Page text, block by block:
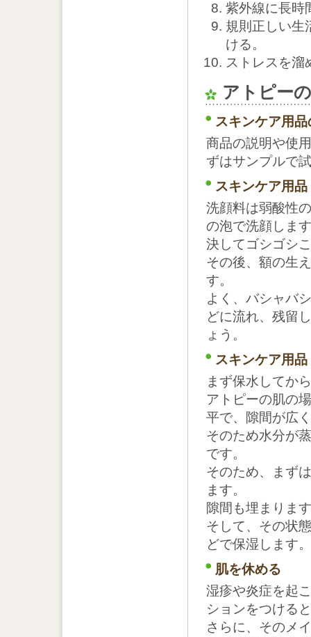
紫外線に長時
規則正しい生
ける。
ストレスを溜
アトピー
スキンケア用
商品の説明や使
ずはサンプルで
スキンケア用
洗顔料は弱酸性
の泡で洗顔しま
決してゴシゴシ
その後、額の生
す。
よく、バシャバ
どに流れ、残留
ょう。
スキンケア用
まず保水してか
アトピーの肌の
平で、隙間が広
そのため水分が
です。
そのため、まず
ます。
隙間も埋まりま
そして、その状
どで保湿します。
肌を休める
湿疹や炎症を起
ションをつける
さらに、そのメ